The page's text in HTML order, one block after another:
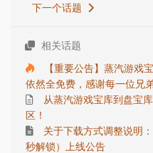
下一个话题
相关话题
【重要公告】蒸汽游戏
依然全免费，感谢每一位兄
从蒸汽游戏宝库到盘宝
区！
关于下载方式调整说明
秒解锁）上线公告